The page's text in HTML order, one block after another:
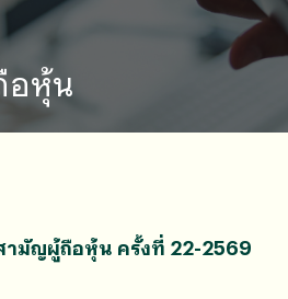
อหุ้น
ามัญผู้ถือหุ้น ครั้งที่ 22-2569